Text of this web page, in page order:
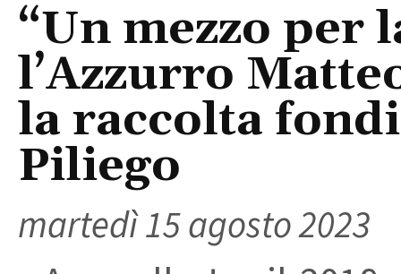
“Un mezzo per
l’Azzurro
la raccolta
Piliego
martedì 15 agosto 2023